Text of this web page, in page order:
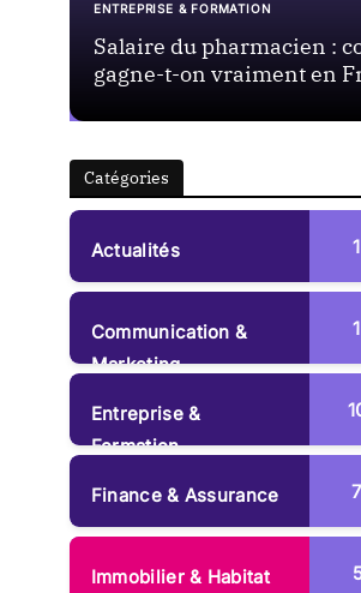
ENTREPRISE & FORMATION
Salaire du pharmacien :
gagne-t-on vraiment en
Catégories
Actualités
Communication &
Marketing
Entreprise &
Formation
Finance & Assurance
Immobilier & Habitat